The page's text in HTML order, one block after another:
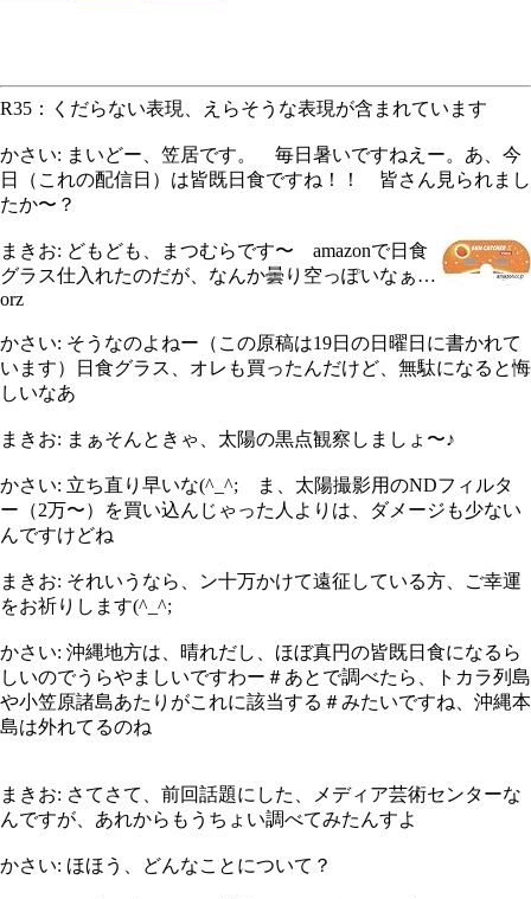
R35：くだらない表現、えらそうな表現が含まれています
かさい: まいどー、笠居です。 毎日暑いですねえー。あ、今
日（これの配信日）は皆既日食ですね！！ 皆さん見られまし
たか〜？
まきお: どもども、まつむらです〜 amazonで日食
グラス仕入れたのだが、なんか曇り空っぽいなぁ…
orz
かさい: そうなのよねー（この原稿は19日の日曜日に書かれて
います）日食グラス、オレも買ったんだけど、無駄になると悔
しいなあ
まきお: まぁそんときゃ、太陽の黒点観察しましょ〜♪
かさい: 立ち直り早いな(^_^; ま、太陽撮影用のNDフィルタ
ー（2万〜）を買い込んじゃった人よりは、ダメージも少ない
んですけどね
まきお: それいうなら、ン十万かけて遠征している方、ご幸運
をお祈りします(^_^;
かさい: 沖縄地方は、晴れだし、ほぼ真円の皆既日食になるら
しいのでうらやましいですわー＃あとで調べたら、トカラ列島
や小笠原諸島あたりがこれに該当する＃みたいですね、沖縄本
島は外れてるのね
まきお: さてさて、前回話題にした、メディア芸術センターな
んですが、あれからもうちょい調べてみたんすよ
かさい: ほほう、どんなことについて？